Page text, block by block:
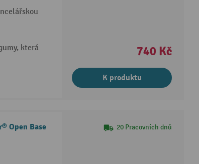
která
740 Kč
K produktu
Open Base 20 Pracovních dnů